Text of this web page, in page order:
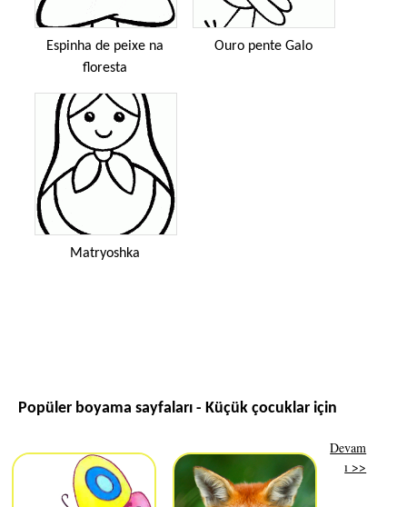
Espinha de peixe na
floresta
Ouro pente Galo
Matryoshka
Popüler boyama sayfaları - Küçük çocuklar için
Devam
ı >>